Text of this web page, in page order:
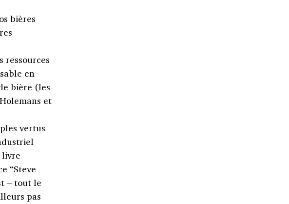
bières
ressources
en
bière (les
et
vertus
livre
“Steve
– tout le
pas